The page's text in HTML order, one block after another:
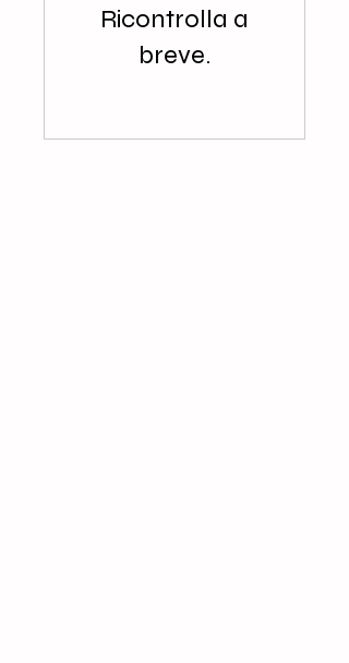
Ricontrolla a
breve.